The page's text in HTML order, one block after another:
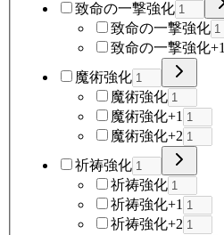
致命の一撃強化
致命の一撃強化
致命の一撃強化+1
魔術強化
魔術強化
魔術強化+1
魔術強化+2
祈祷強化
祈祷強化
祈祷強化+1
祈祷強化+2